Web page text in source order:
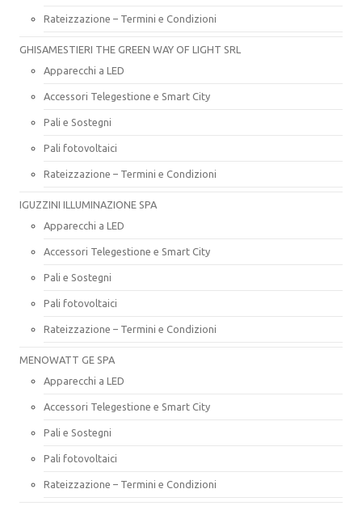
Rateizzazione – Termini e Condizioni
GHISAMESTIERI THE GREEN WAY OF LIGHT SRL
Apparecchi a LED
Accessori Telegestione e Smart City
Pali e Sostegni
Pali fotovoltaici
Rateizzazione – Termini e Condizioni
IGUZZINI ILLUMINAZIONE SPA
Apparecchi a LED
Accessori Telegestione e Smart City
Pali e Sostegni
Pali fotovoltaici
Rateizzazione – Termini e Condizioni
MENOWATT GE SPA
Apparecchi a LED
Accessori Telegestione e Smart City
Pali e Sostegni
Pali fotovoltaici
Rateizzazione – Termini e Condizioni